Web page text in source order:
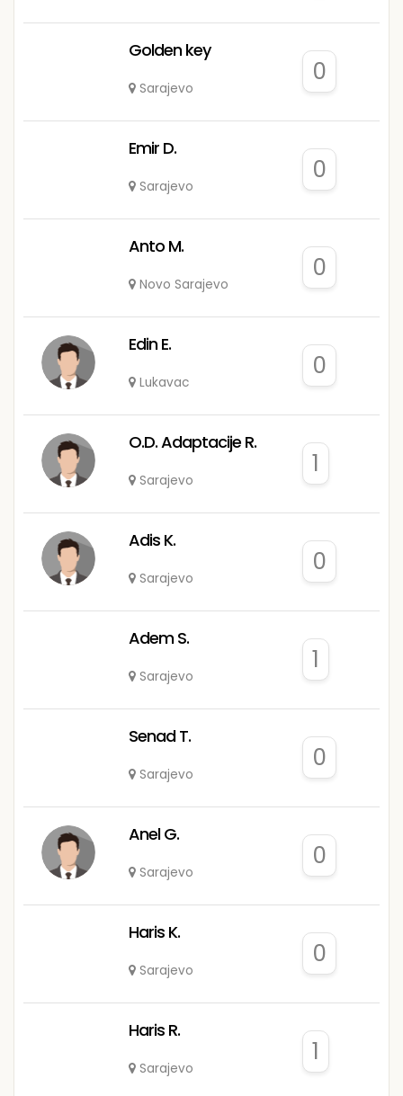
Golden key
Sarajevo
0
Emir D.
Sarajevo
0
Anto M.
Novo Sarajevo
0
Edin E.
Lukavac
0
O.D. Adaptacije R.
Sarajevo
1
Adis K.
Sarajevo
0
Adem S.
Sarajevo
1
Senad T.
Sarajevo
0
Anel G.
Sarajevo
0
Haris K.
Sarajevo
0
Haris R.
Sarajevo
1